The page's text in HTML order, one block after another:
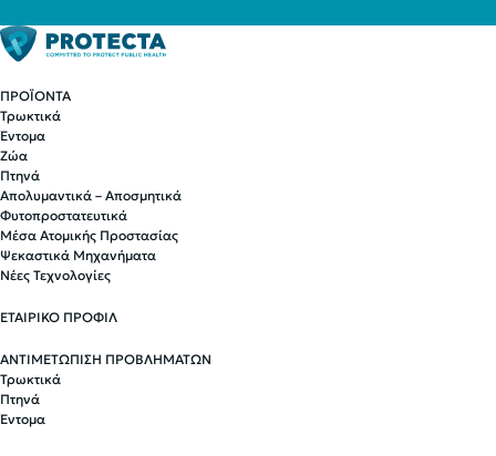
ΠΡΟΪΟΝΤΑ
Τρωκτικά
Έντομα
Ζώα
Πτηνά
Απολυμαντικά – Αποσμητικά
Φυτοπροστατευτικά
Μέσα Ατομικής Προστασίας
Ψεκαστικά Μηχανήματα
Νέες Τεχνολογίες
ΕΤΑΙΡΙΚΟ ΠΡΟΦΙΛ
ΑΝΤΙΜΕΤΩΠΙΣΗ ΠΡΟΒΛΗΜΑΤΩΝ
Τρωκτικά
Πτηνά
Έντομα